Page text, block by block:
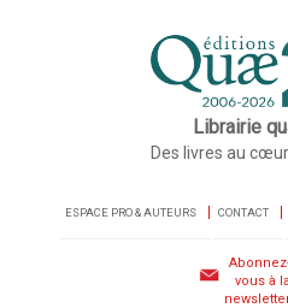
Librairie
Des livres au
ESPACE PRO & AUTEURS CONTACT
vous à la